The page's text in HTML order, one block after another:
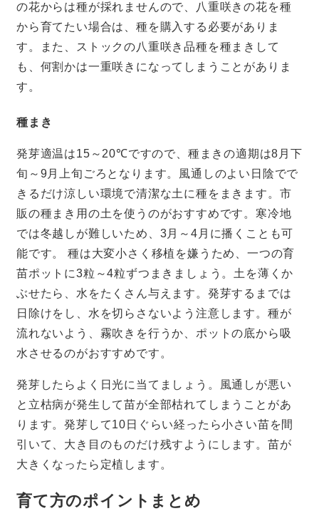
の花からは種が採れませんので、八重咲きの花を種
から育てたい場合は、種を購入する必要がありま
す。また、ストックの八重咲き品種を種まきして
も、何割かは一重咲きになってしまうことがありま
す。
種まき
発芽適温は15～20℃ですので、種まきの適期は8月下
旬～9月上旬ごろとなります。風通しのよい日陰でで
きるだけ涼しい環境で清潔な土に種をまきます。市
販の種まき用の土を使うのがおすすめです。寒冷地
では冬越しが難しいため、3月～4月に播くことも可
能です。 種は大変小さく移植を嫌うため、一つの育
苗ポットに3粒～4粒ずつまきましょう。土を薄くか
ぶせたら、水をたくさん与えます。発芽するまでは
日除けをし、水を切らさないよう注意します。種が
流れないよう、霧吹きを行うか、ポットの底から吸
水させるのがおすすめです。
発芽したらよく日光に当てましょう。風通しが悪い
と立枯病が発生して苗が全部枯れてしまうことがあ
ります。発芽して10日ぐらい経ったら小さい苗を間
引いて、大き目のものだけ残すようにします。苗が
大きくなったら定植します。
育て方のポイントまとめ